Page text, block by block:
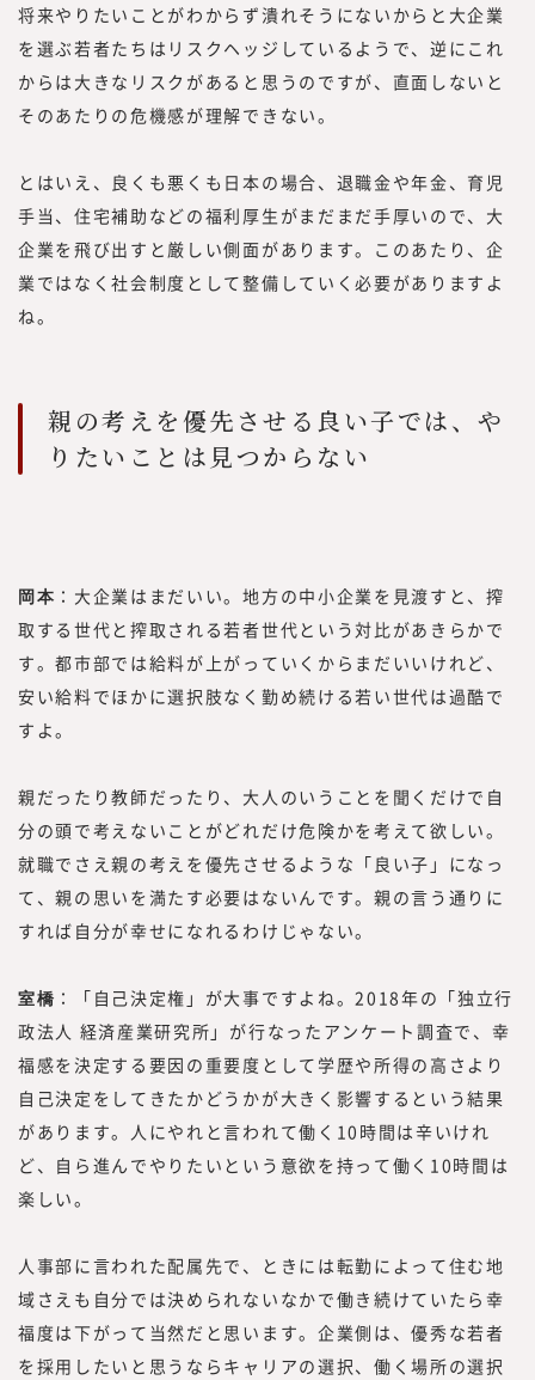
将来やりたいことがわからず潰れそうにないからと大企業
を選ぶ若者たちはリスクヘッジしているようで、逆にこれ
からは大きなリスクがあると思うのですが、直面しないと
そのあたりの危機感が理解できない。
とはいえ、良くも悪くも日本の場合、退職金や年金、育児
手当、住宅補助などの福利厚生がまだまだ手厚いので、大
企業を飛び出すと厳しい側面があります。このあたり、企
業ではなく社会制度として整備していく必要がありますよ
ね。
親の考えを優先させる良い子では、や
りたいことは見つからない
岡本 ：大企業はまだいい。地方の中小企業を見渡すと、搾
取する世代と搾取される若者世代という対比があきらかで
す。都市部では給料が上がっていくからまだいいけれど、
安い給料でほかに選択肢なく勤め続ける若い世代は過酷で
すよ。
親だったり教師だったり、大人のいうことを聞くだけで自
分の頭で考えないことがどれだけ危険かを考えて欲しい。
就職でさえ親の考えを優先させるような「良い子」になっ
て、親の思いを満たす必要はないんです。親の言う通りに
すれば自分が幸せになれるわけじゃない。
室橋 ：「自己決定権」が大事ですよね。2018年の「独立行
政法人 経済産業研究所」が行なったアンケート調査で、幸
福感を決定する要因の重要度として学歴や所得の高さより
自己決定をしてきたかどうかが大きく影響するという結果
があります。人にやれと言われて働く10時間は辛いけれ
ど、自ら進んでやりたいという意欲を持って働く10時間は
楽しい。
人事部に言われた配属先で、ときには転勤によって住む地
域さえも自分では決められないなかで働き続けていたら幸
福度は下がって当然だと思います。企業側は、優秀な若者
を採用したいと思うならキャリアの選択、働く場所の選択